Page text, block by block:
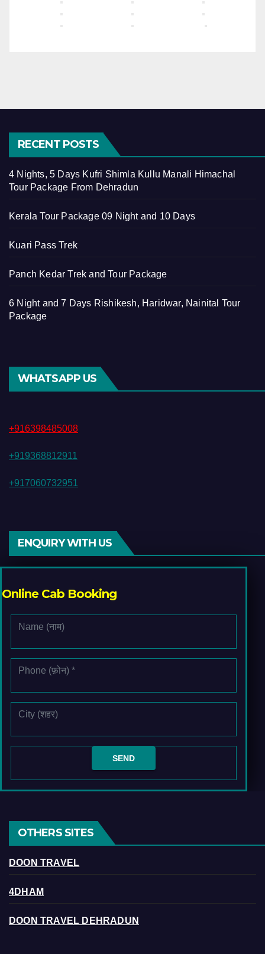
RECENT POSTS
4 Nights, 5 Days Kufri Shimla Kullu Manali Himachal
Tour Package From Dehradun
Kerala Tour Package 09 Night and 10 Days
Kuari Pass Trek
Panch Kedar Trek and Tour Package
6 Night and 7 Days Rishikesh, Haridwar, Nainital Tour
Package
WHATSAPP US
+916398485008
+919368812911
+917060732951
ENQUIRY WITH US
Online Cab Booking
OTHERS SITES
DOON TRAVEL
4DHAM
DOON TRAVEL DEHRADUN